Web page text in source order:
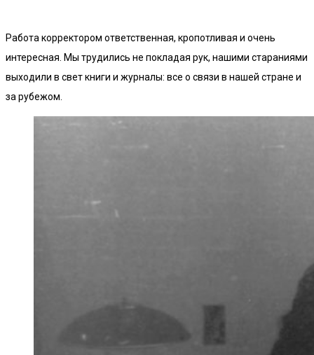
Работа корректором ответственная, кропотливая и очень
интересная. Мы трудились не покладая рук, нашими стараниями
выходили в свет книги и журналы: все о связи в нашей стране и
за рубежом.